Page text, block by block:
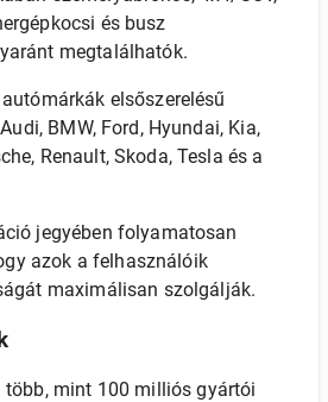
és busz
megtalálhatók.
elsőszerelésű
BMW, Ford, Hyundai, Kia,
Renault, Skoda, Tesla és a
jegyében folyamatosan
azok a felhasználóik
maximálisan szolgálják.
több, mint 100 milliós gyártói